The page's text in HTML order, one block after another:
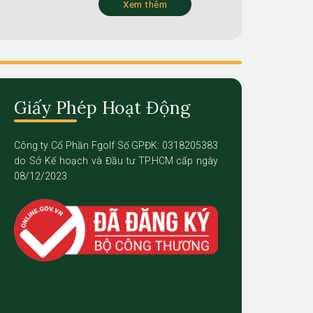
Xem thêm
Giấy Phép Hoạt Động
Công ty Cổ Phần Fgolf Số GPĐK: 0318205383
do Sở Kế hoạch và Đầu tư TP.HCM cấp ngày
08/12/2023